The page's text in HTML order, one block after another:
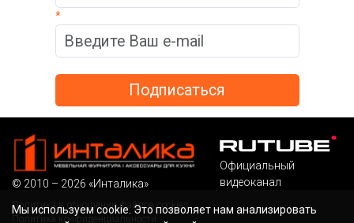
*
Мы используем cookie. Это позволяет нам анализировать
© 2010 – 2026 «Инталика»
Политика в отношении файлов cookies
Политика конфиденциальности
Официальный
видеоканал